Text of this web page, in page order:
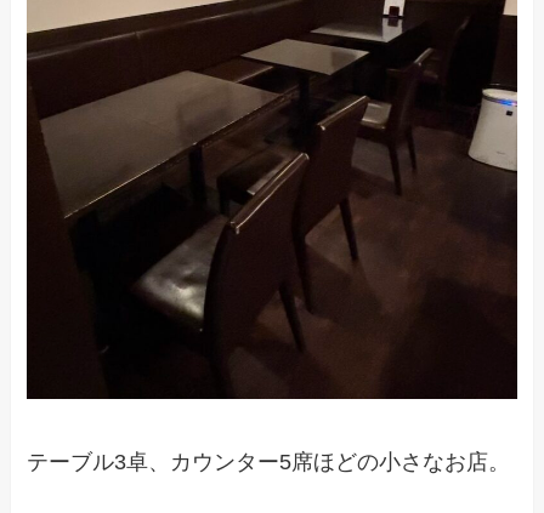
テーブル3卓、カウンター5席ほどの小さなお店。